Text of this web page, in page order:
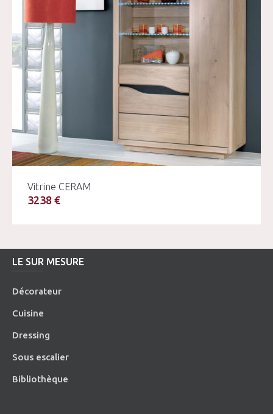
Vitrine CERAM
3238 €
LE SUR MESURE
Décorateur
Cuisine
Dressing
Sous escalier
Bibliothèque